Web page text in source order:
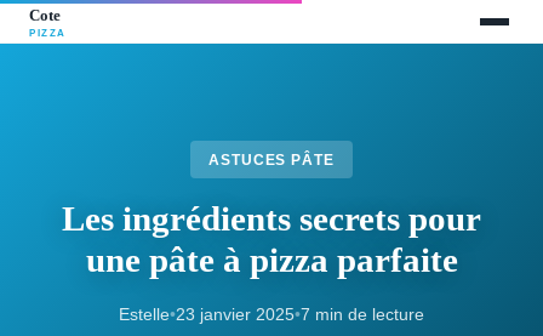
ASTUCES PÂTE
Les ingrédients secrets pour
une pâte à pizza parfaite
Estelle•23 janvier 2025•7 min de lecture